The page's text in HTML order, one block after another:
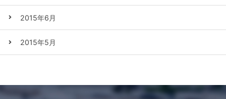
2015年6月
2015年5月